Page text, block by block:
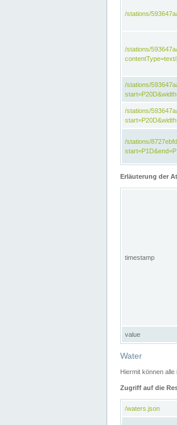
/stations/
/stations/
/stations/
/stations/
/stations/
Erläuterung der
timestamp
value
Water
Hiermit können
Zugriff auf die
/waters.json